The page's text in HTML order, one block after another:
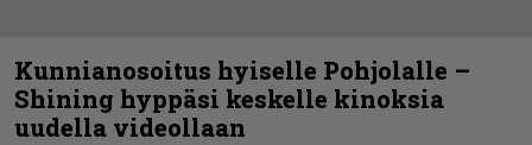
Kunnianosoitus hyiselle Pohjolalle –
Shining hyppäsi keskelle kinoksia
uudella videollaan